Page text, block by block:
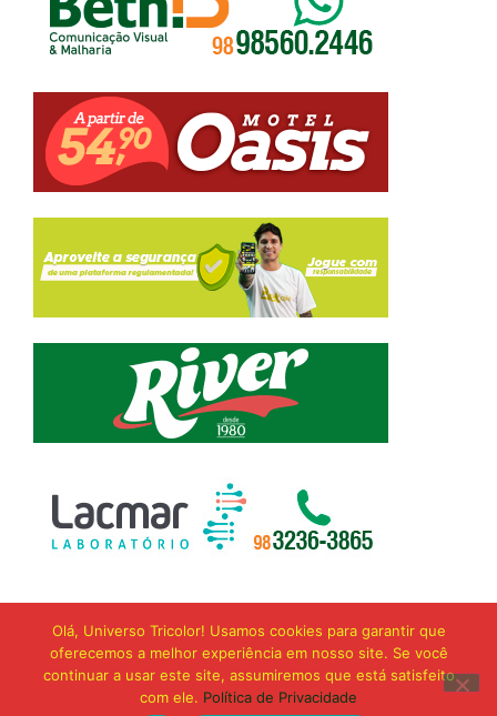
Olá, Universo Tricolor! Usamos cookies para garantir que
oferecemos a melhor experiência em nosso site. Se você
continuar a usar este site, assumiremos que está satisfeito
com ele. Política de Privacidade